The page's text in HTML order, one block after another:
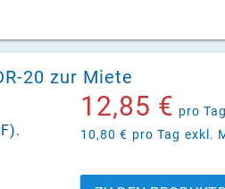
20 zur Miete
12,85 € pro Tag
10,80 € pro Tag exkl.